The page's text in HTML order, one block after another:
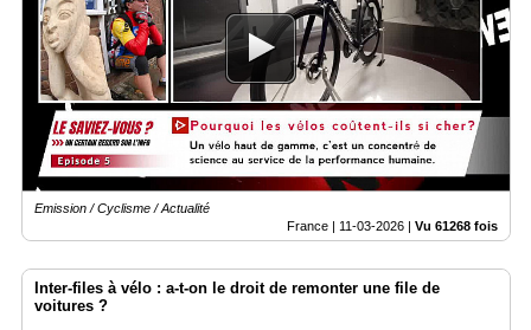
Emission / Cyclisme / Actualité
France | 11-03-2026 | Vu 61268 fois
Inter-files à vélo : a-t-on le droit de remonter une file de
voitures ?